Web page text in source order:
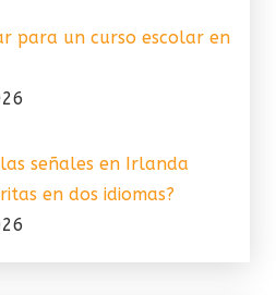
para un curso escolar en
señales en Irlanda
en dos idiomas?